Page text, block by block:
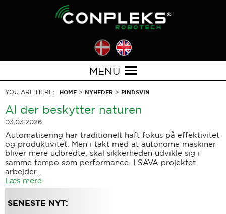
MENU
YOU ARE HERE: HOME > NYHEDER > PINDSVIN
AI der beskytter naturen
03.03.2026
Automatisering har traditionelt haft fokus på effektivitet
og produktivitet. Men i takt med at autonome maskiner
bliver mere udbredte, skal sikkerheden udvikle sig i
samme tempo som performance. I SAVA-projektet
arbejder…
Læs mere
SENESTE NYT: